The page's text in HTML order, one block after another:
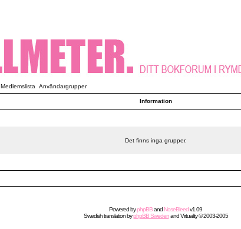
Medlemslista Användargrupper
Information
Det finns inga grupper.
Powered byphpBBand NoseBleedv1.09
Swedishtranslation byphpBB SwedenandVirtuality© 2003-2005